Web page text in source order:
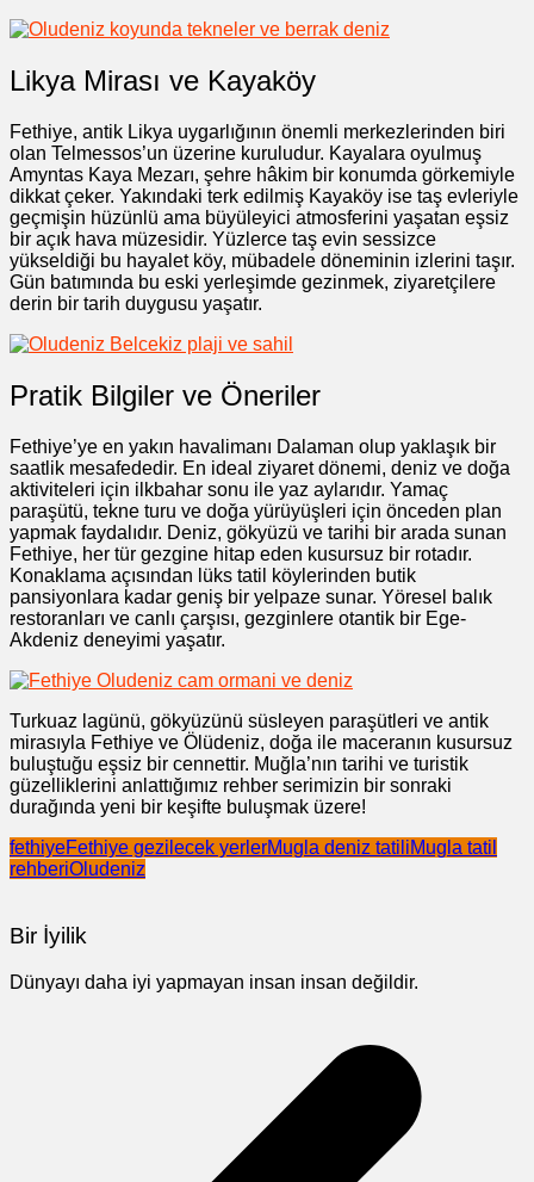
Likya Mirası ve Kayaköy
Fethiye, antik Likya uygarlığının önemli merkezlerinden biri
olan Telmessos’un üzerine kuruludur. Kayalara oyulmuş
Amyntas Kaya Mezarı, şehre hâkim bir konumda görkemiyle
dikkat çeker. Yakındaki terk edilmiş Kayaköy ise taş evleriyle
geçmişin hüzünlü ama büyüleyici atmosferini yaşatan eşsiz
bir açık hava müzesidir. Yüzlerce taş evin sessizce
yükseldiği bu hayalet köy, mübadele döneminin izlerini taşır.
Gün batımında bu eski yerleşimde gezinmek, ziyaretçilere
derin bir tarih duygusu yaşatır.
Pratik Bilgiler ve Öneriler
Fethiye’ye en yakın havalimanı Dalaman olup yaklaşık bir
saatlik mesafededir. En ideal ziyaret dönemi, deniz ve doğa
aktiviteleri için ilkbahar sonu ile yaz aylarıdır. Yamaç
paraşütü, tekne turu ve doğa yürüyüşleri için önceden plan
yapmak faydalıdır. Deniz, gökyüzü ve tarihi bir arada sunan
Fethiye, her tür gezgine hitap eden kusursuz bir rotadır.
Konaklama açısından lüks tatil köylerinden butik
pansiyonlara kadar geniş bir yelpaze sunar. Yöresel balık
restoranları ve canlı çarşısı, gezginlere otantik bir Ege-
Akdeniz deneyimi yaşatır.
Turkuaz lagünü, gökyüzünü süsleyen paraşütleri ve antik
mirasıyla Fethiye ve Ölüdeniz, doğa ile maceranın kusursuz
buluştuğu eşsiz bir cennettir. Muğla’nın tarihi ve turistik
güzelliklerini anlattığımız rehber serimizin bir sonraki
durağında yeni bir keşifte buluşmak üzere!
fethiyeFethiye gezilecek yerlerMugla deniz tatiliMugla tatil
rehberiOludeniz
Bir İyilik
Dünyayı daha iyi yapmayan insan insan değildir.